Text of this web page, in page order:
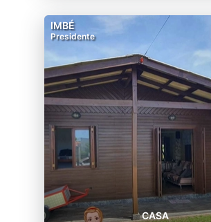
IMBÉ
Presidente
CASA